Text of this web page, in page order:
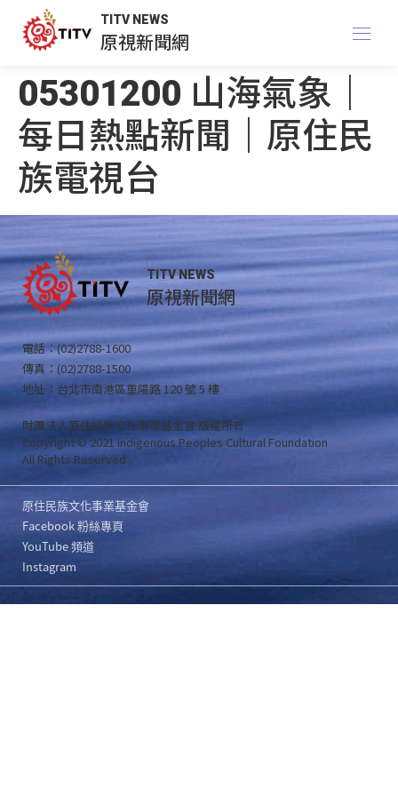
TITV NEWS
原視新聞網
05301200 山海氣象｜
每日熱點新聞｜原住民
族電視台
TITV NEWS
原視新聞網
電話：(02)2788-1600
傳真：(02)2788-1500
地址：台北市南港區重陽路 120 號 5 樓
財團法人原住民族文化事業基金會 版權所有
Copyright © 2021 Indigenous Peoples Cultural Foundation
All Rights Reserved .
原住民族文化事業基金會
Facebook 粉絲專頁
YouTube 頻道
Instagram